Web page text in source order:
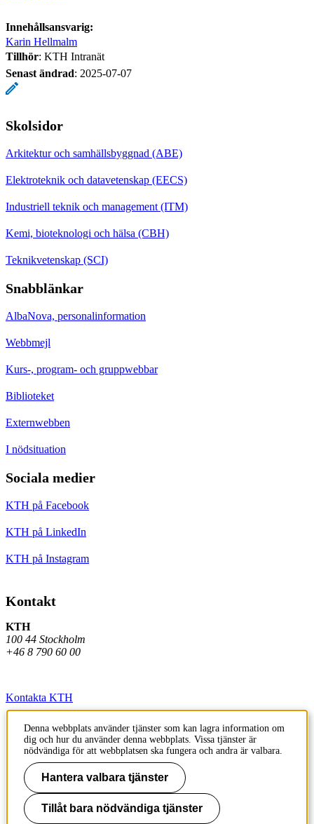
Innehållsansvarig:
Karin Hellmalm
Tillhör: KTH Intranät
Senast ändrad: 2025-07-07
Skolsidor
Arkitektur och samhällsbyggnad (ABE)
Elektroteknik och datavetenskap (EECS)
Industriell teknik och management (ITM)
Kemi, bioteknologi och hälsa (CBH)
Teknikvetenskap (SCI)
Snabblänkar
AlbaNova, personalinformation
Webbmejl
Kurs-, program- och gruppwebbar
Biblioteket
Externwebben
I nödsituation
Sociala medier
KTH på Facebook
KTH på LinkedIn
KTH på Instagram
Kontakt
KTH
100 44 Stockholm
+46 8 790 60 00
Kontakta KTH
Jobba på KTH
Press och media
Faktura och betalning KTH
Om KTH:s webbplatser
Denna webbplats använder tjänster som kan lagra information om
dig och hur du använder denna webbplats. Vissa tjänster är
nödvändiga för att webbplatsen ska fungera och andra är valbara.
Hantera valbara tjänster
Tillåt bara nödvändiga tjänster